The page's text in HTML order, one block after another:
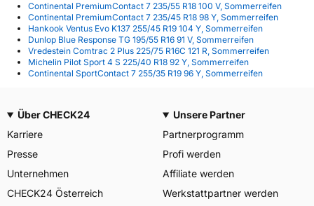
Continental PremiumContact 7 235/55 R18 100 V, Sommerreifen
Continental PremiumContact 7 235/45 R18 98 Y, Sommerreifen
Hankook Ventus Evo K137 255/45 R19 104 Y, Sommerreifen
Dunlop Blue Response TG 195/55 R16 91 V, Sommerreifen
Vredestein Comtrac 2 Plus 225/75 R16C 121 R, Sommerreifen
Michelin Pilot Sport 4 S 225/40 R18 92 Y, Sommerreifen
Continental SportContact 7 255/35 R19 96 Y, Sommerreifen
Über CHECK24
Karriere
Presse
Unternehmen
CHECK24 Österreich
Unsere Partner
Partnerprogramm
Profi werden
Affiliate werden
Werkstattpartner werden